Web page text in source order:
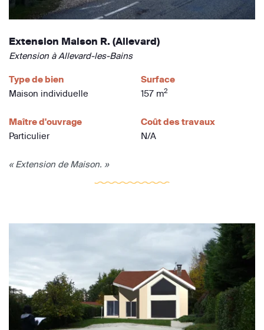
Extension Maison R. (Allevard)
Extension à Allevard-les-Bains
Type de bien
Maison individuelle
Surface
157 m2
Maître d'ouvrage
Particulier
Coût des travaux
N/A
« Extension de Maison. »